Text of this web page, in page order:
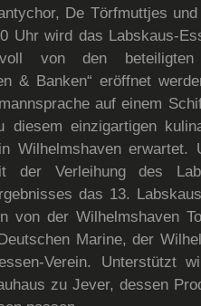
De Törfmuttjes
Uhr wird das Labskaus-
von den beteiligten
& Banken“ eröffnet
auf einem
diesem einzigartigen
Wilhelmshaven
der Verleihung des
das 13.
von der Wilhelmshaven
Marine, der
Verein. Unterstützt
zu Jever, dessen